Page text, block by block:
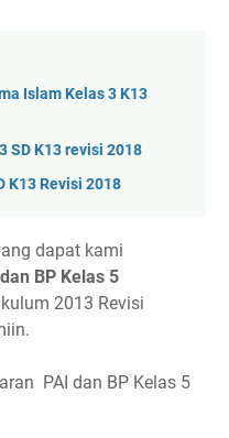
Islam Kelas 3 K13
SD K13 revisi 2018
K13 Revisi 2018
dapat kami
BP Kelas 5
2013 Revisi
PAI dan BP Kelas 5